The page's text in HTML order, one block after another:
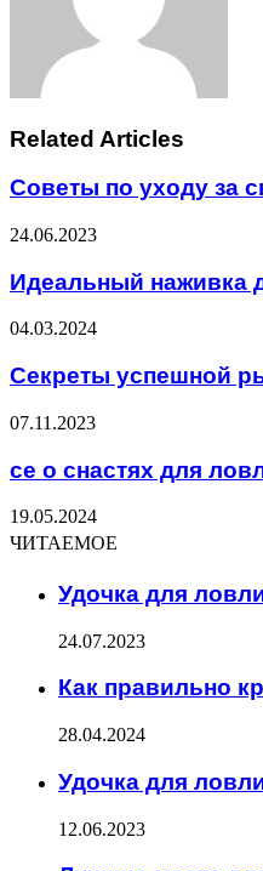
Related Articles
Советы по уходу за
24.06.2023
Идеальный наживка
04.03.2024
Секреты успешной
07.11.2023
се о снастях для
19.05.2024
ЧИТАЕМОЕ
Удочка для
24.07.2023
Как правильно
28.04.2024
Удочка для
12.06.2023